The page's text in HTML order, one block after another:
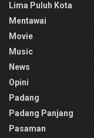
Lima Puluh Kota
Mentawai
Movie
Music
News
Opini
Padang
Padang Panjang
Pasaman